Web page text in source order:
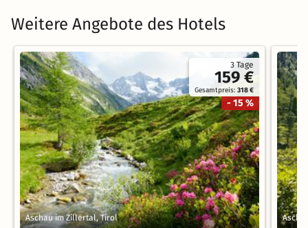
Weitere Angebote des Hotels
3 Tage
159 €
Gesamtpreis:318 €
- 15 %
Aschau im Zillertal, Tirol